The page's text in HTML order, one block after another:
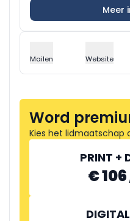
Meer
Mailen Website
Word
Kies het lidmaatschap
PRINT +
€ 106